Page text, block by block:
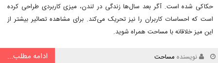
حکاکی شده است. آگر بعد سال‌ها زندگی در لندن، میزی کاربردی طراحی کرده
است که احساسات کاربران را نیز تحریک می‌کند. برای مشاهده تصائیر بیشتر از
این میز خلاقانه با مساحت همراه شوید.
نویسنده مساحت ادامه مطلب...